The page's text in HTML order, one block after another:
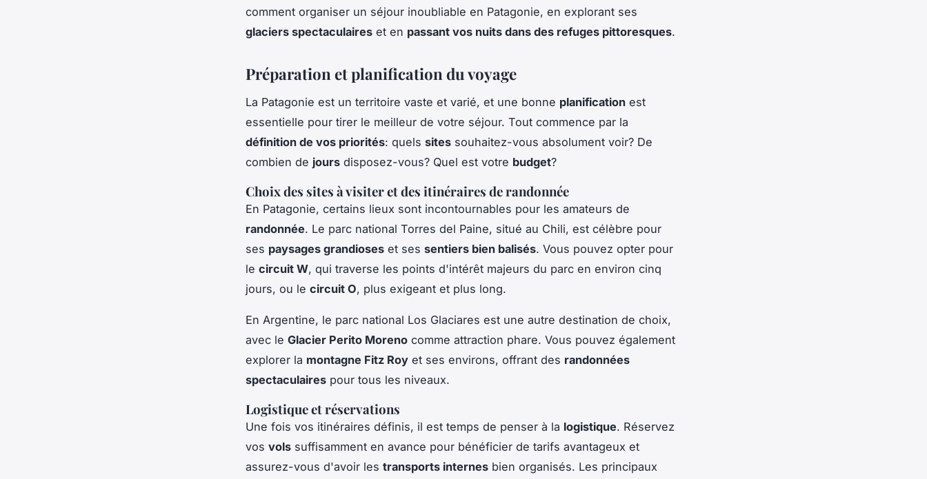
comment organiser un séjour inoubliable en Patagonie, en explorant ses
glaciers spectaculaires et en passant vos nuits dans des refuges pittoresques.
Préparation et planification du voyage
La Patagonie est un territoire vaste et varié, et une bonne planification est
essentielle pour tirer le meilleur de votre séjour. Tout commence par la
définition de vos priorités: quels sites souhaitez-vous absolument voir? De
combien de jours disposez-vous? Quel est votre budget?
Choix des sites à visiter et des itinéraires de randonnée
En Patagonie, certains lieux sont incontournables pour les amateurs de
randonnée. Le parc national Torres del Paine, situé au Chili, est célèbre pour
ses paysages grandioses et ses sentiers bien balisés. Vous pouvez opter pour
le circuit W, qui traverse les points d'intérêt majeurs du parc en environ cinq
jours, ou le circuit O, plus exigeant et plus long.
En Argentine, le parc national Los Glaciares est une autre destination de choix,
avec le Glacier Perito Moreno comme attraction phare. Vous pouvez également
explorer la montagne Fitz Roy et ses environs, offrant des randonnées
spectaculaires pour tous les niveaux.
Logistique et réservations
Une fois vos itinéraires définis, il est temps de penser à la logistique. Réservez
vos vols suffisamment en avance pour bénéficier de tarifs avantageux et
assurez-vous d'avoir les transports internes bien organisés. Les principaux